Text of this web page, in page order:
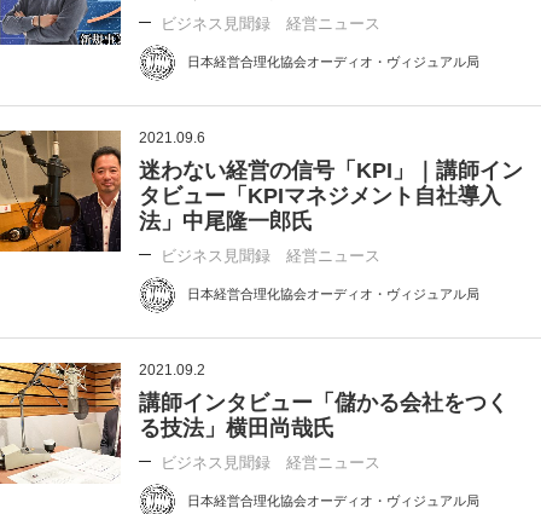
ビジネス見聞録 経営ニュース
日本経営合理化協会オーディオ・ヴィジュアル局
2021.09.6
迷わない経営の信号「KPI」｜講師イン
タビュー「KPIマネジメント自社導入
法」中尾隆一郎氏
ビジネス見聞録 経営ニュース
日本経営合理化協会オーディオ・ヴィジュアル局
2021.09.2
講師インタビュー「儲かる会社をつく
る技法」横田尚哉氏
ビジネス見聞録 経営ニュース
日本経営合理化協会オーディオ・ヴィジュアル局